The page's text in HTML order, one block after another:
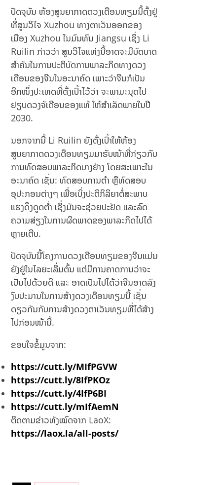
ປັດຈຸບັນ ຫ້ອງສູນຍາກາດດວງເດືອນທຽມນີ້ຕັ້ງຢູ່
ທີ່ສູນວິໄຈ Xuzhou ທາງຕາເວັນອອກຂອງ
ເມືອງ Xuzhou ໃນມົນທົນ Jiangsu ເຊິ່ງ Li
Ruilin ກ່າວວ່າ ສູນວິໄຈແຫ່ງນີ້ອາດຈະມີບົດບາດ
ສຳຄັນໃນການປະຕິບັດການພາລະກິດທາງດວງ
ເດືອນຂອງຈີນໃນອະນາຄົດ ເພາະວ່າຈີນກໍເປັນ
ອີກໜຶ່ງປະເທດທີ່ຕັ້ງເປົ້າໄວ້ວ່າ ຈະພາມະນຸດໄປ
ຢຽບດວງຈັເດືອນຂອງແທ້ ໃຫ້ສຳເລັດພາຍໃນປີ
2030.
ນອກຈາກນີ້ Li Ruilin ຍັງຕັ້ງເປົ້າໃຫ້ຫ້ອງ
ສູນຍາກາດດວງເດືອນທຽມມາຮັບໜ້າທີ່ກ່ຽວກັບ
ການທົດສອບພາລະກິດບາງຢ່າງ ໂດຍສະເພາະໃນ
ອະນາຄົດ ເຊັ່ນ: ທົດສອບການຕຳ ຫຼືທົດສອບ
ອຸປະກອນຕ່າງໆ ເພື່ອເບິ່ງປະຕິກິລິຍາຕໍ່ສະພາບ
ແຮງດຶງດູດຕ່ຳ ເຊິ່ງມັນຈະຊ່ວຍປະຢັດ ແລະລົດ
ຄວາມສ່ຽງໃນການຜິດພາດຂອງພາລະກິດໄປໄດ້
ຫຼາຍເຕີບ.
ປັດຈຸບັນນີ້ໂຄງການດວງເດືອນທຽມຂອງຈີນແມ່ນ
ຍັງຢູ່ໃນໄລຍະເລີ່ມຕົ້ນ ແຕ່ມີການຄາດການວ່າຈະ
ເປັນໄປດ້ວຍດີ ແລະ ອາດເປັນໄປໄດ້ວ່າຈີນອາດລົງ
ງົບປະມານໃນການສ້າງດວງເດືອນທຽມນີ້ ເຊັ່ນ
ດຽວກັນກັບການສ້າງດວງຕາເວັນທຽມທີ່ໄດ້ສ້າງ
ໄປກ່ອນໜ້ານີ້.
ຂອບໃຈຂໍ້ມູນຈາກ:
https://cutt.ly/MIfPGVW
https://cutt.ly/8IfPKOz
https://cutt.ly/4IfP6BI
https://cutt.ly/mIfAemN
ຕິດຕາມຂ່າວທັງໝົດຈາກ LaoX:
https://laox.la/all-posts/